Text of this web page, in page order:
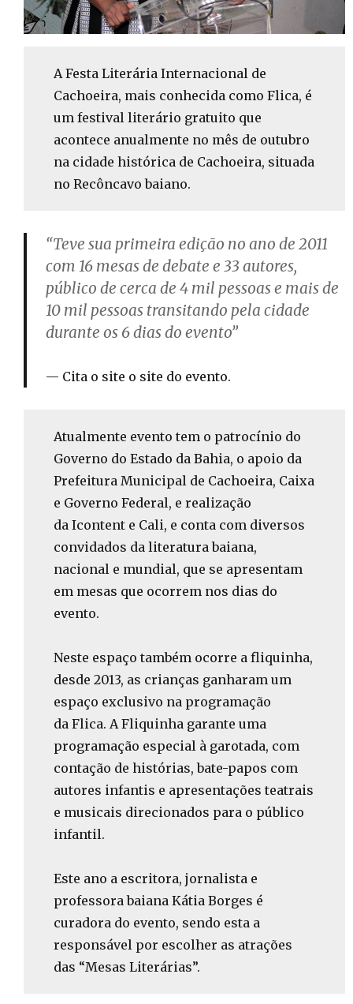
A Festa Literária Internacional de
Cachoeira, mais conhecida como Flica, é
um festival literário gratuito que
acontece anualmente no mês de outubro
na cidade histórica de Cachoeira, situada
no Recôncavo baiano.
“Teve sua primeira edição no ano de 2011
com 16 mesas de debate e 33 autores,
público de cerca de 4 mil pessoas e mais de
10 mil pessoas transitando pela cidade
durante os 6 dias do evento”
Cita o site o site do evento.
Atualmente evento tem o patrocínio do
Governo do Estado da Bahia, o apoio da
Prefeitura Municipal de Cachoeira, Caixa
e Governo Federal, e realização
da Icontent e Cali, e conta com diversos
convidados da literatura baiana,
nacional e mundial, que se apresentam
em mesas que ocorrem nos dias do
evento.
Neste espaço também ocorre a fliquinha,
desde 2013, as crianças ganharam um
espaço exclusivo na programação
da Flica. A Fliquinha garante uma
programação especial à garotada, com
contação de histórias, bate-papos com
autores infantis e apresentações teatrais
e musicais direcionados para o público
infantil.
Este ano a escritora, jornalista e
professora baiana Kátia Borges é
curadora do evento, sendo esta a
responsável por escolher as atrações
das “Mesas Literárias”.